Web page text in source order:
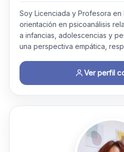
Soy Licenciada y Profesora en
orientación en psicoanálisis
a infancias, adolescencias y
una perspectiva empática,
Ver perfil